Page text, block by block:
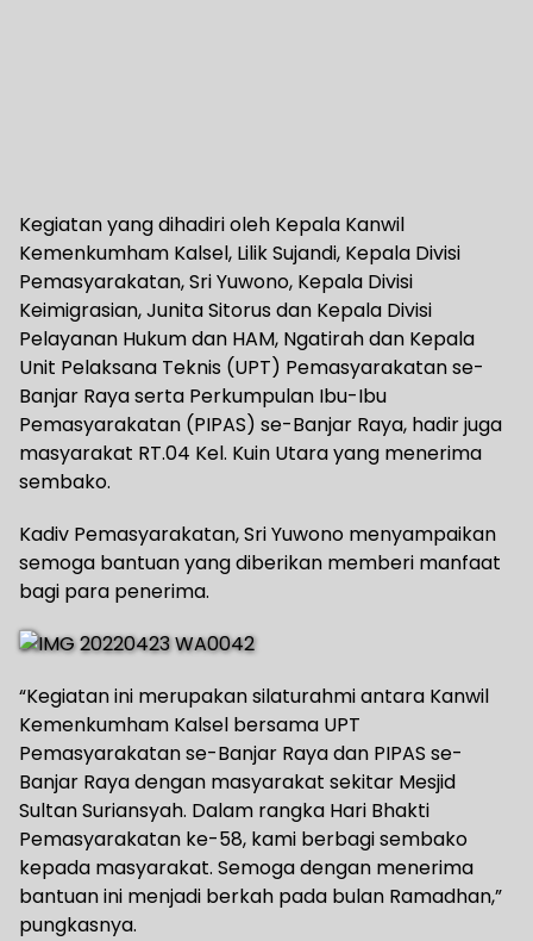
Kegiatan yang dihadiri oleh Kepala Kanwil
Kemenkumham Kalsel, Lilik Sujandi, Kepala Divisi
Pemasyarakatan, Sri Yuwono, Kepala Divisi
Keimigrasian, Junita Sitorus dan Kepala Divisi
Pelayanan Hukum dan HAM, Ngatirah dan Kepala
Unit Pelaksana Teknis (UPT) Pemasyarakatan se-
Banjar Raya serta Perkumpulan Ibu-Ibu
Pemasyarakatan (PIPAS) se-Banjar Raya, hadir juga
masyarakat RT.04 Kel. Kuin Utara yang menerima
sembako.
Kadiv Pemasyarakatan, Sri Yuwono menyampaikan
semoga bantuan yang diberikan memberi manfaat
bagi para penerima.
“Kegiatan ini merupakan silaturahmi antara Kanwil
Kemenkumham Kalsel bersama UPT
Pemasyarakatan se-Banjar Raya dan PIPAS se-
Banjar Raya dengan masyarakat sekitar Mesjid
Sultan Suriansyah. Dalam rangka Hari Bhakti
Pemasyarakatan ke-58, kami berbagi sembako
kepada masyarakat. Semoga dengan menerima
bantuan ini menjadi berkah pada bulan Ramadhan,”
pungkasnya.